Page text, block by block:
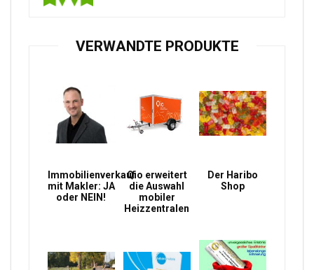
VERWANDTE PRODUKTE
Immobilienverkauf
mit Makler: JA
oder NEIN!
Qio erweitert
die Auswahl
mobiler
Heizzentralen
Der Haribo
Shop